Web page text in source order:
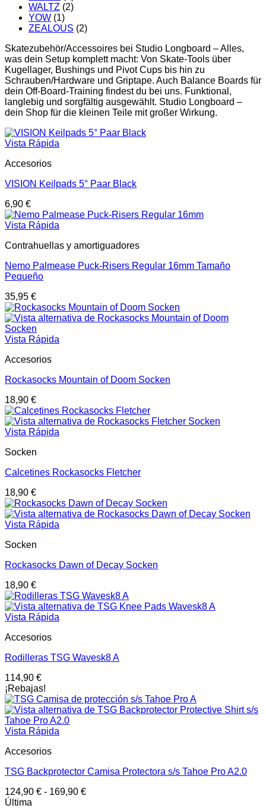
WALTZ (2)
YOW (1)
ZEALOUS (2)
Skatezubehör/Accessoires bei Studio Longboard – Alles,
was dein Setup komplett macht: Von Skate-Tools über
Kugellager, Bushings und Pivot Cups bis hin zu
Schrauben/Hardware und Griptape. Auch Balance Boards für
dein Off-Board-Training findest du bei uns. Funktional,
langlebig und sorgfältig ausgewählt. Studio Longboard –
dein Shop für die kleinen Teile mit großer Wirkung.
Vista Rápida
Accesorios
VISION Keilpads 5° Paar Black
6,90 €
Vista Rápida
Contrahuellas y amortiguadores
Nemo Palmease Puck-Risers Regular 16mm Tamaño
Pequeño
35,95 €
Vista Rápida
Accesorios
Rockasocks Mountain of Doom Socken
18,90 €
Vista Rápida
Socken
Calcetines Rockasocks Fletcher
18,90 €
Vista Rápida
Socken
Rockasocks Dawn of Decay Socken
18,90 €
Vista Rápida
Accesorios
Rodilleras TSG Wavesk8 A
114,90 €
¡Rebajas!
Vista Rápida
Accesorios
TSG Backprotector Camisa Protectora s/s Tahoe Pro A2.0
124,90 € - 169,90 €
Última